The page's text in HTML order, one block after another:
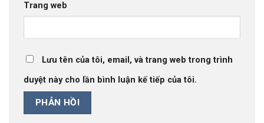
Trang web
Lưu tên của tôi, email, và trang web trong trình
duyệt này cho lần bình luận kế tiếp của tôi.